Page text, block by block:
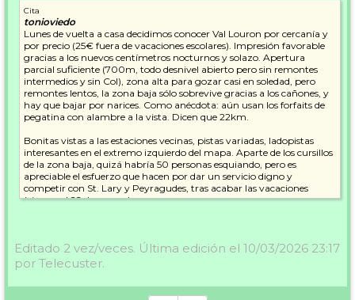
Cita
tonioviedo
Lunes de vuelta a casa decidimos conocer Val Louron por cercanía y
por precio (25€ fuera de vacaciones escolares). Impresión favorable
gracias a los nuevos centímetros nocturnos y solazo. Apertura
parcial suficiente (700m, todo desnivel abierto pero sin remontes
intermedios y sin Col), zona alta para gozar casi en soledad, pero
remontes lentos, la zona baja sólo sobrevive gracias a los cañones, y
hay que bajar por narices. Como anécdota: aún usan los forfaits de
pegatina con alambre a la vista. Dicen que 22km.
Bonitas vistas a las estaciones vecinas, pistas variadas, ladopistas
interesantes en el extremo izquierdo del mapa. Aparte de los cursillos
de la zona baja, quizá habría 50 personas esquiando, pero es
apreciable el esfuerzo que hacen por dar un servicio digno y
competir con St. Lary y Peyragudes, tras acabar las vacaciones
(cierran el 22 de marzo).
aprovechables. Hay que recordar que está 400m mas baja que Piau
tanto la parte superior como la inferior. Como aspecto negativo
apunto que parece muy expuesta al viento.
Editado 2 vez/veces. Última edición el 10/03/2026 23:17
por Telecuster.